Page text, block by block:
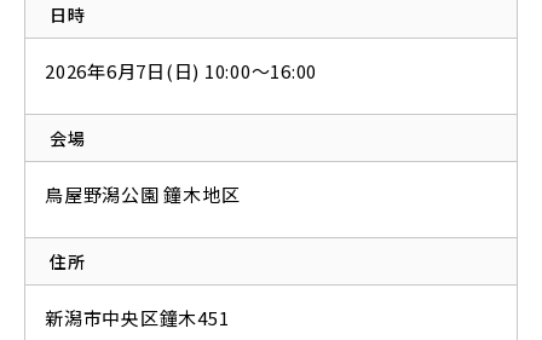
日時
2026年6月7日(日) 10:00〜16:00
会場
鳥屋野潟公園 鐘木地区
住所
新潟市中央区鐘木451